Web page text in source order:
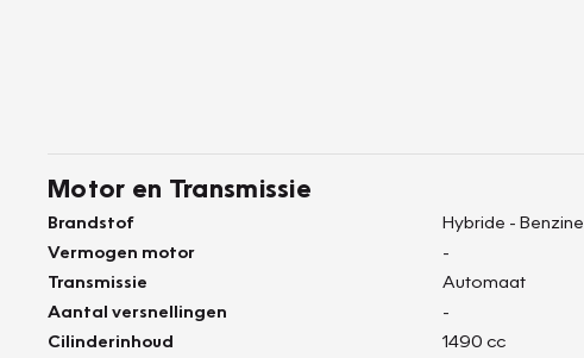
Motor en Transmissie
Brandstof
Hybride - Benzine
Vermogen motor
-
Transmissie
Automaat
Aantal versnellingen
-
Cilinderinhoud
1490 cc